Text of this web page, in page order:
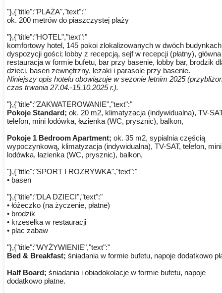
"},{"title":"PLAŻA","text":"
ok. 200 metrów do piaszczystej plaży
"},{"title":"HOTEL","text":"
komfortowy hotel, 145 pokoi zlokalizowanych w dwóch
dyspozycji gości; lobby z recepcją, sejf w recepcji (płatny), główna
restauracja w formie bufetu, bar przy basenie, lobby bar, brodzik
dzieci, basen zewnętrzny, leżaki i parasole przy basenie.
Niniejszy opis hotelu obowiązuje w sezonie letnim 2025
czas trwania 27.04.-15.10.2025 r.).
"},{"title":"ZAKWATEROWANIE","text":"
Pokoje Standard; ok. 20 m2, klimatyzacja (indywidualna), TV-
telefon, mini lodówka, łazienka (WC, prysznic), balkon,
Pokoje 1 Bedroom Apartment; ok. 35 m2, sypialnia częścią
wypoczynkową, klimatyzacja (indywidualna), TV-SAT, telefon, mini
lodówka, łazienka (WC, prysznic), balkon,
"},{"title":"SPORT I ROZRYWKA","text":"
• basen
"},{"title":"DLA DZIECI","text":"
• łóżeczko (na życzenie, płatne)
• brodzik
• krzesełka w restauracji
• plac zabaw
"},{"title":"WYŻYWIENIE","text":"
Bed & Breakfast; śniadania w formie bufetu, napoje dodatkowo
Half Board; śniadania i obiadokolacje w formie bufetu, napoje
dodatkowo płatne.